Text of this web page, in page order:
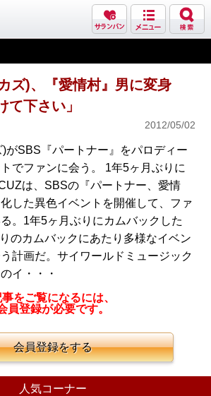
ズ)、『愛情村』男に変身
て下さい」
2012/05/02
)がSBS『パートナー』をパロディー
でファンに会う。 1年5ヶ月ぶりに
は、SBSの『パートナー、愛情
した異色イベントを開催して、ファ
。1年5ヶ月ぶりにカムバックした
のカムバックにあたり多様なイベン
計画だ。サイワールドミュージック
イ・・・
をご覧になるには、
員登録が必要です。
会員登録をする
人気コーナー